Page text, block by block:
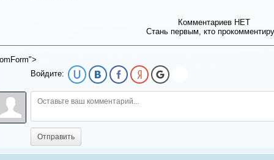
Комментариев НЕТ
Стань первым, кто
Войдите:
Отправить